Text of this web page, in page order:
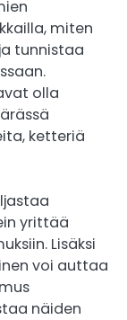
miten
tunnistaa
olla
ketteriä
yrittää
Lisäksi
voi auttaa
näiden